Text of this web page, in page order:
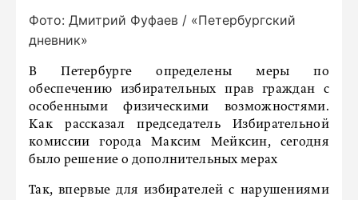
Фото: Дмитрий Фуфаев / «Петербургский
дневник»
В Петербурге определены меры по
обеспечению избирательных прав граждан с
особенными физическими возможностями.
Как рассказал председатель Избирательной
комиссии города Максим Мейксин, сегодня
было решение о дополнительных мерах
Так, впервые для избирателей с нарушениями